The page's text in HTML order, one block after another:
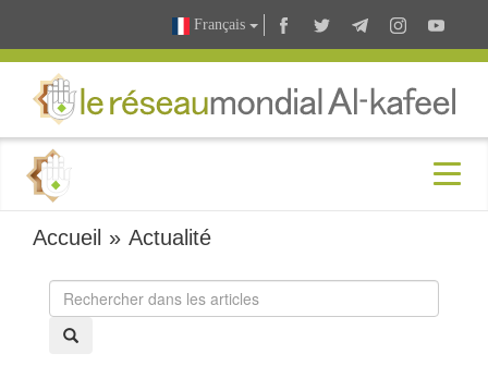
Français
Accueil »Actualité